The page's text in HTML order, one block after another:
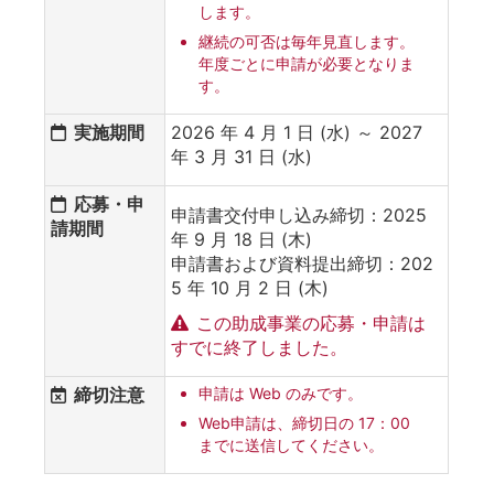
します。
継続の可否は毎年見直します。
年度ごとに申請が必要となりま
す。
実施期間
2026 年 4 月 1 日 (水) ～ 2027
年 3 月 31 日 (水)
応募・申
請期間
申請書交付申し込み締切：2025
年 9 月 18 日 (木)
申請書および資料提出締切：202
5 年 10 月 2 日 (木)
この助成事業の応募・申請は
すでに終了しました。
締切注意
申請は Web のみです。
Web申請は、締切日の 17：00
までに送信してください。